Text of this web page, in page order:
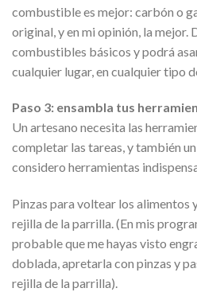
combustible es mejor: carbón o
original, y en mi opinión, la mejor.
combustibles básicos y podrá
cualquier lugar, en cualquier tipo
Paso 3: ensambla tus
Un artesano necesita las
completar las tareas, y también
considero herramientas
Pinzas para voltear los alimentos
rejilla de la parrilla. (En mis
probable que me hayas visto
doblada, apretarla con pinzas y
rejilla de la parrilla).